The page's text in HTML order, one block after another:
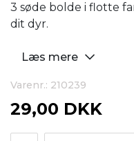
3 søde bolde i flotte
dit dyr.
Læs mere
Varenr.: 210239
29,00 DKK